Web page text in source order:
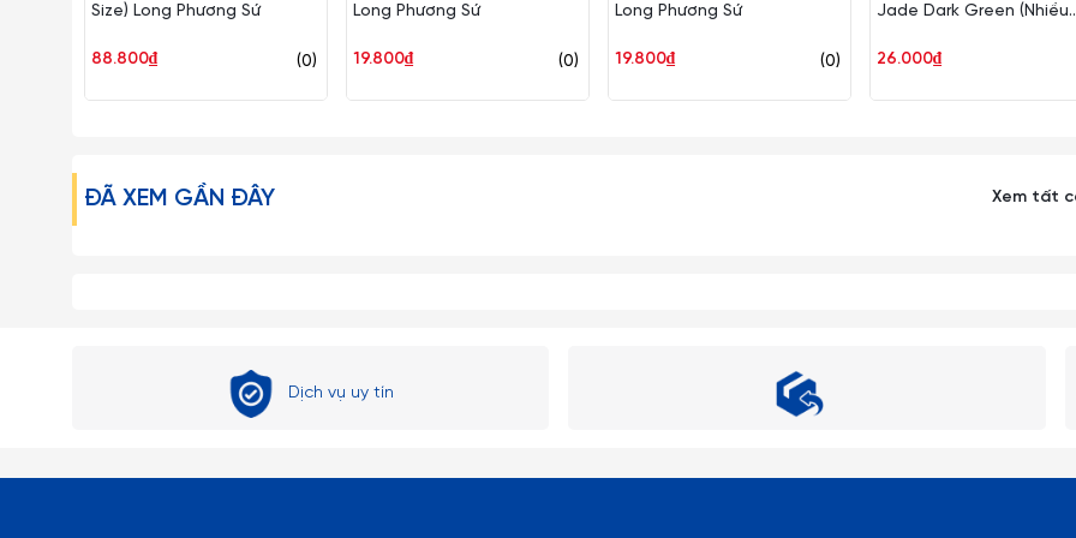
Size) Long Phương Sứ
(0)
88.800₫
Long Phương Sứ
(0)
19.800₫
Long Phương Sứ
(0)
19.800₫
Jade Dark Green (Nhiều
26.000₫
ĐÃ XEM GẦN ĐÂY Xem tất
Dịch vụ uy tín